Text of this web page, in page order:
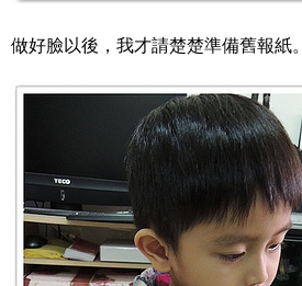
做好臉以後，我才請楚楚準備舊報紙。